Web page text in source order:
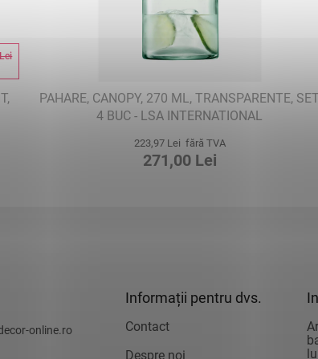
PAHARE, CANOPY, 270 ML, TRANSPARENTE, SET
4 BUC - LSA INTERNATIONAL
223,97 Lei fără TVA
271,00 Lei
online.ro
Informații pentru dvs.
Contact
Despre noi